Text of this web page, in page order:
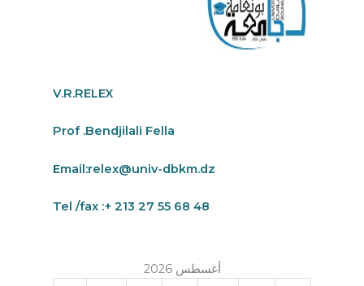
V.R.RELEX
Prof .Bendjilali Fella
Email:relex@univ-dbkm.dz
Tel /fax :+ 213 27 55 68 48
أغسطس 2026